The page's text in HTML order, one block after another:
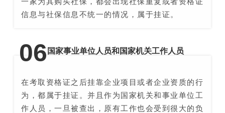
信息与社保信息不统一的情况，属于挂证。
06 国家事业单位人员和国家机关工作人员
在考取资格证之后挂靠企业项目或者企业资质的行
为，都属于挂证。并且作为国家机关和事业单位工
作人员，一旦被查出，原有工作也会受到很大的负